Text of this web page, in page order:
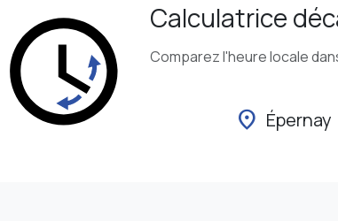
Calculatrice
Comparez l'heure locale
location_on Épernay